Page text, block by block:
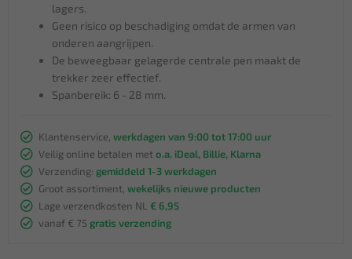
lagers.
Geen risico op beschadiging omdat de armen van
onderen aangrijpen.
De beweegbaar gelagerde centrale pen maakt de
trekker zeer effectief.
Spanbereik: 6 - 28 mm.
Klantenservice, werkdagen van 9:00 tot 17:00 uur
Veilig online betalen met o.a. iDeal, Billie, Klarna
Verzending: gemiddeld 1-3 werkdagen
Groot assortiment, wekelijks nieuwe producten
Lage verzendkosten NL € 6,95
vanaf € 75 gratis verzending